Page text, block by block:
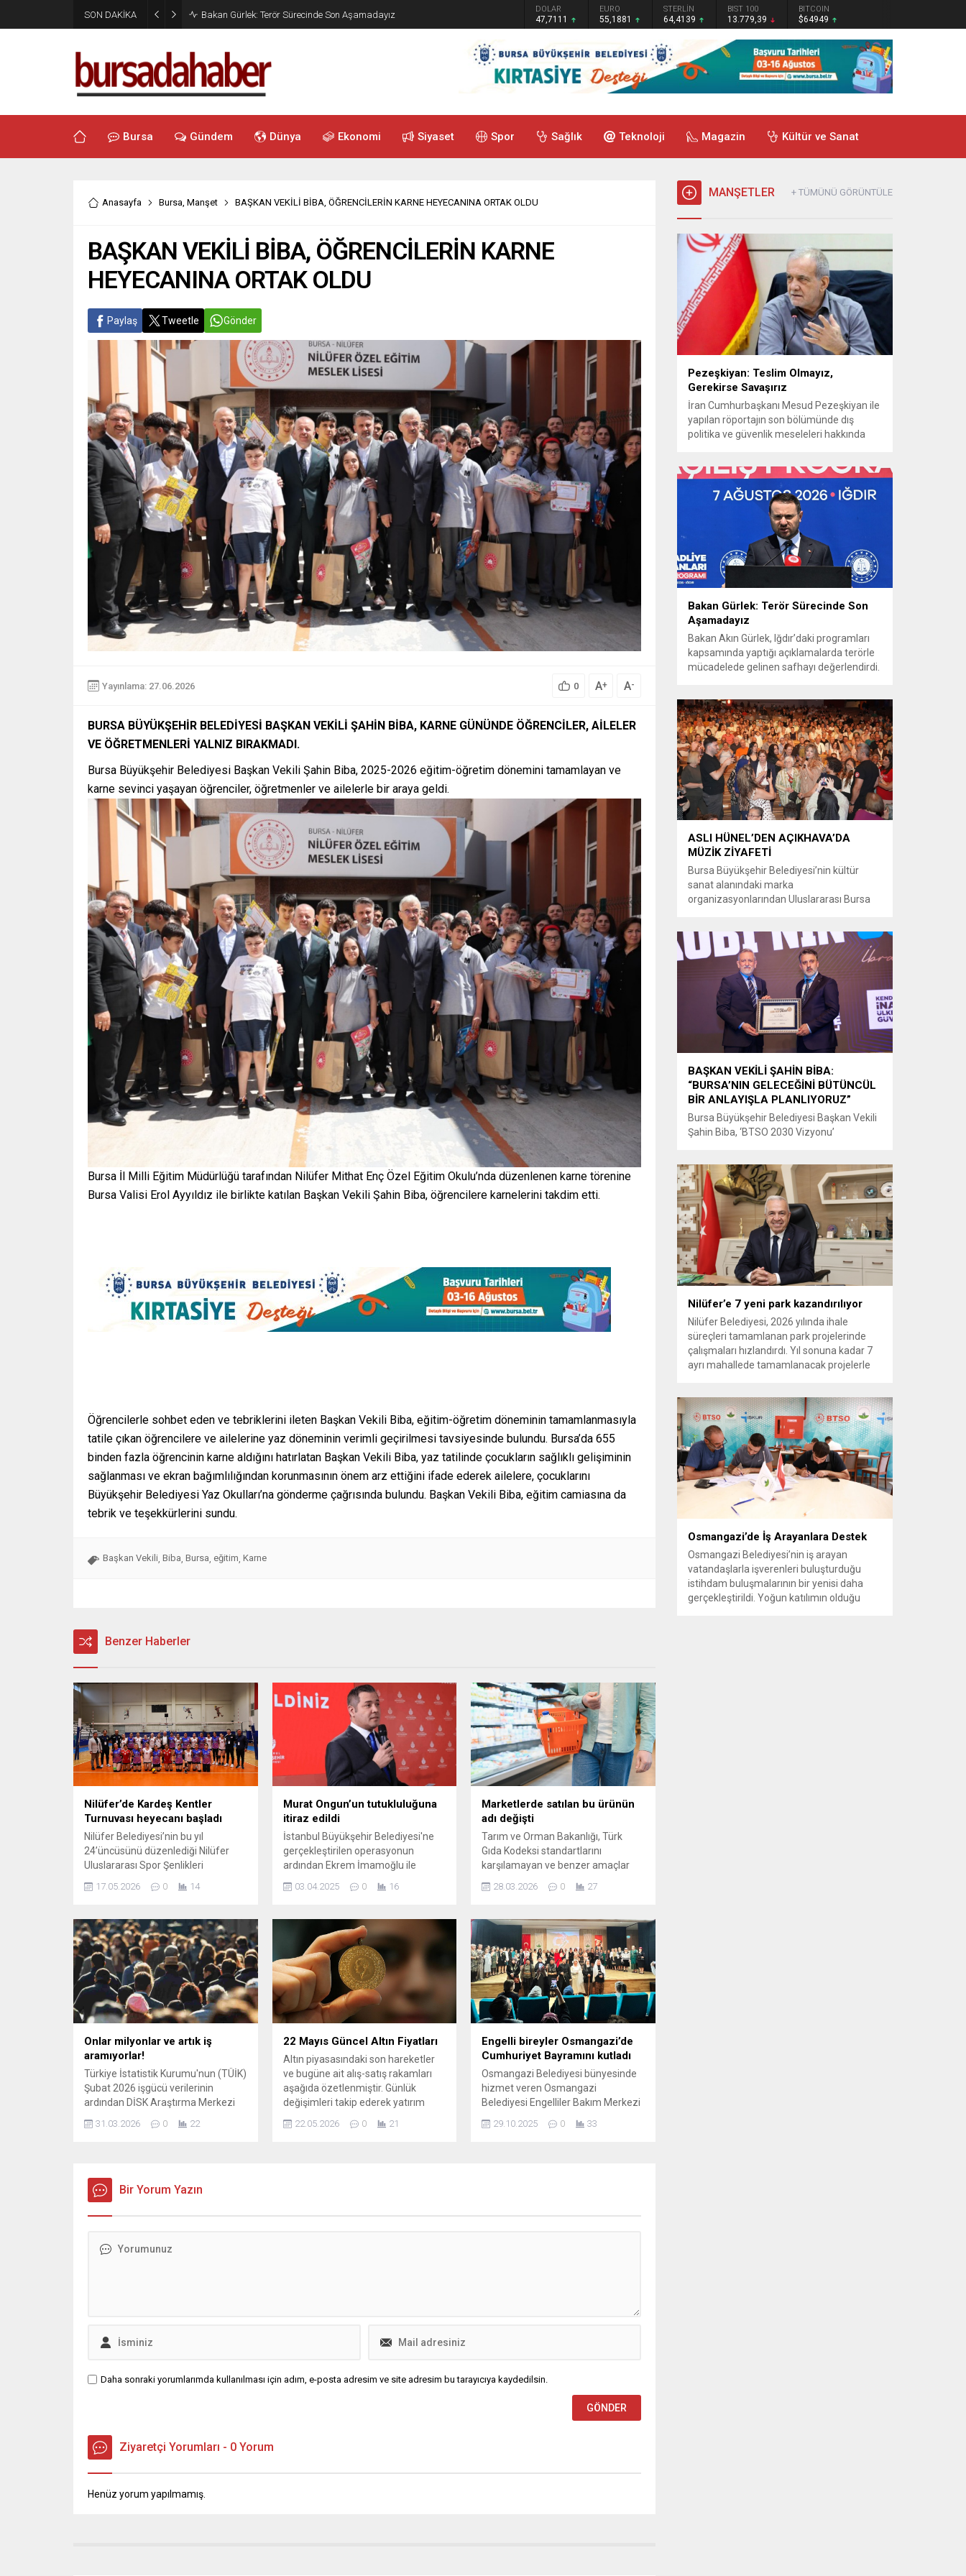
SON DAKİKA Bakan Gürlek: Terör Sürecinde Son Aşamadayız DOLAR
47,7111
EURO
55,1881
STERLİN
64,4139
BIST 100
13.779,39
BITCOIN
$64949
Bursa Gündem Dünya Ekonomi Siyaset Spor Sağlık Teknoloji Magazin Kültür ve Sanat
Anasayfa Bursa, Manşet BAŞKAN VEKİLİ BİBA, ÖĞRENCİLERİN KARNE HEYECANINA ORTAK OLDU
BAŞKAN VEKİLİ BİBA, ÖĞRENCİLERİN KARNE
HEYECANINA ORTAK OLDU
Paylaş Tweetle Gönder
Yayınlama: 27.06.2026 0 A+ A-
BURSA BÜYÜKŞEHİR BELEDİYESİ BAŞKAN VEKİLİ ŞAHİN BİBA, KARNE GÜNÜNDE ÖĞRENCİLER, AİLELER
VE ÖĞRETMENLERİ YALNIZ BIRAKMADI.
Bursa Büyükşehir Belediyesi Başkan Vekili Şahin Biba, 2025-2026 eğitim-öğretim dönemini tamamlayan ve
karne sevinci yaşayan öğrenciler, öğretmenler ve ailelerle bir araya geldi.
Bursa İl Milli Eğitim Müdürlüğü tarafından Nilüfer Mithat Enç Özel Eğitim Okulu’nda düzenlenen karne törenine
Bursa Valisi Erol Ayyıldız ile birlikte katılan Başkan Vekili Şahin Biba, öğrencilere karnelerini takdim etti.
Öğrencilerle sohbet eden ve tebriklerini ileten Başkan Vekili Biba, eğitim-öğretim döneminin tamamlanmasıyla
tatile çıkan öğrencilere ve ailelerine yaz döneminin verimli geçirilmesi tavsiyesinde bulundu. Bursa’da 655
binden fazla öğrencinin karne aldığını hatırlatan Başkan Vekili Biba, yaz tatilinde çocukların sağlıklı gelişiminin
sağlanması ve ekran bağımlılığından korunmasının önem arz ettiğini ifade ederek ailelere, çocuklarını
Büyükşehir Belediyesi Yaz Okulları’na gönderme çağrısında bulundu. Başkan Vekili Biba, eğitim camiasına da
tebrik ve teşekkürlerini sundu.
Başkan Vekili Biba Bursa eğitim Karne
Benzer Haberler
Nilüfer’de Kardeş Kentler
Turnuvası heyecanı başladı
Nilüfer Belediyesi’nin bu yıl
24’üncüsünü düzenlediği Nilüfer
Uluslararası Spor Şenlikleri
kapsamında düzenlediği Kardeş
Kentler Turnuvası, Yüzüncüyıl Spor
maçlarla başladı. Yurt içi ve yurt
dışından 8 takımın katıldığı
turnuvanın şampiyonu 19 Mayıs’ta
belli olacak. Nilüfer Belediyesi
tarafından bu yıl 24’üncüsü
gerçekleştirilen Nilüfer Uluslararası
Spor Şenlikleri, “Kardeş Kentler...
17.05.2026 0 14
Murat Ongun’un tutukluluğuna
itiraz edildi
İstanbul Büyükşehir Belediyesi'ne
gerçekleştirilen operasyonun
ardından Ekrem İmamoğlu ile
beraber tutuklanan isimler arasında
İBB Başkanı Danışmanı Murat
danışmanı ve MEDYA AŞ Yönetim
Kurulu Başkanı Murat Ongun’un ...
03.04.2025 0 16
Marketlerde satılan bu ürünün
adı değişti
Tarım ve Orman Bakanlığı, Türk
Gıda Kodeksi standartlarını
karşılamayan ve benzer amaçlar
için üretilen ürünlerin etiketinde
artık "krema" yerine "kremsos"
28.03.2026 0 27
Onlar milyonlar ve artık iş
aramıyorlar!
Türkiye İstatistik Kurumu'nun (TÜİK)
Şubat 2026 işgücü verilerinin
ardından DİSK Araştırma Merkezi
açıkladı. DİSK-AR’ın analizine göre,
31.03.2026 0 22
22 Mayıs Güncel Altın Fiyatları
Altın piyasasındaki son hareketler
ve bugüne ait alış-satış rakamları
aşağıda özetlenmiştir. Günlük
değişimleri takip ederek yatırım
Gram ve farklı altın türleri için
altın: Alış:...
22.05.2026 0 21
Engelli bireyler Osmangazi’de
Cumhuriyet Bayramını kutladı
Osmangazi Belediyesi bünyesinde
hizmet veren Osmangazi
Belediyesi Engelliler Bakım Merkezi
gereksinimli öğrenciler,
Bakım Merkezi (OBAM)’da eğitim
29.10.2025 0 33
Bir Yorum Yazın
Daha sonraki yorumlarımda kullanılması için adım, e-posta adresim ve site adresim bu tarayıcıya kaydedilsin.
Ziyaretçi Yorumları - 0 Yorum
Henüz yorum yapılmamış.
MANŞETLER + TÜMÜNÜ GÖRÜNTÜLE
Pezeşkiyan: Teslim Olmayız,
Gerekirse Savaşırız
İran Cumhurbaşkanı Mesud Pezeşkiyan ile
yapılan röportajın son bölümünde dış
politika ve güvenlik meseleleri hakkında
hazır olduklarını vurguladı ve uygulamaya
konulamayan 14 Haziran mutabakat
zaptına ilişkin görüşlerini paylaştı.
“Mutabakat zaptını savunacağız; geri adım
atmayız” Pezeşkiyan, varılan anlaşmanın
savunulacağını belirterek,...
Bakan Gürlek: Terör Sürecinde Son
Aşamadayız
Bakan Akın Gürlek, Iğdır’daki programları
kapsamında yaptığı açıklamalarda terörle
mücadelede gelinen safhayı değerlendirdi.
bölgedeki uzun süreli yaraların
kapanacağına dair umutlu mesajlar verdi.
Gürlek, “Bölge insanımızın 40 yılı aşkın
süredir kanayan yarası olan bu tehlikeden,
devletimizin kalkınması ve huzuru için
kurtulma vaktine...
ASLI HÜNEL’DEN AÇIKHAVA’DA
MÜZİK ZİYAFETİ
Bursa Büyükşehir Belediyesi’nin kültür
sanat alanındaki marka
organizasyonlarından Uluslararası Bursa
Büyükşehir Belediyesi adına Bursa Kültür
Sanat ve Turizm Vakfı (BKSTV) tarafından
bu yıl 64’üncüsü düzenlenen Uluslararası
Bursa Festivali, sevilen sanatçı Aslı Hünel’i
müzikseverlerle buluşturdu. Uludağ İçecek
ana sponsorluğunda düzenlenen...
BAŞKAN VEKİLİ ŞAHİN BİBA:
“BURSA’NIN GELECEĞİNİ BÜTÜNCÜL
BİR ANLAYIŞLA PLANLIYORUZ”
Bursa Büyükşehir Belediyesi Başkan Vekili
Şahin Biba, ‘BTSO 2030 Vizyonu’
programında, “Bursa’mızın ulaşım ve
turizm master planlarını vatandaşlarımızın
konforunu ve güvenliğini esas alarak
hazırlıyoruz. Çevre düzeni planı
çalışmalarımızı da şehrimizin gelecek
yıllardaki gelişimini bütüncül bir anlayışla
yönlendirecek şekilde sürdürüyoruz. KOBİ
OSB de...
Nilüfer’e 7 yeni park kazandırılıyor
Nilüfer Belediyesi, 2026 yılında ihale
süreçleri tamamlanan park projelerinde
çalışmaları hızlandırdı. Yıl sonuna kadar 7
ayrı mahallede tamamlanacak projelerle
Belediyesi, ilçe genelinde kişi başına düşen
yeşil alan miktarını artırmak ve
vatandaşlara yeni yaşam alanları sunmak
amacıyla yürüttüğü park çalışmalarını
sürdürüyor....
Osmangazi’de İş Arayanlara Destek
Osmangazi Belediyesi’nin iş arayan
vatandaşlarla işverenleri buluşturduğu
istihdam buluşmalarının bir yenisi daha
gerçekleştirildi. Yoğun katılımın olduğu